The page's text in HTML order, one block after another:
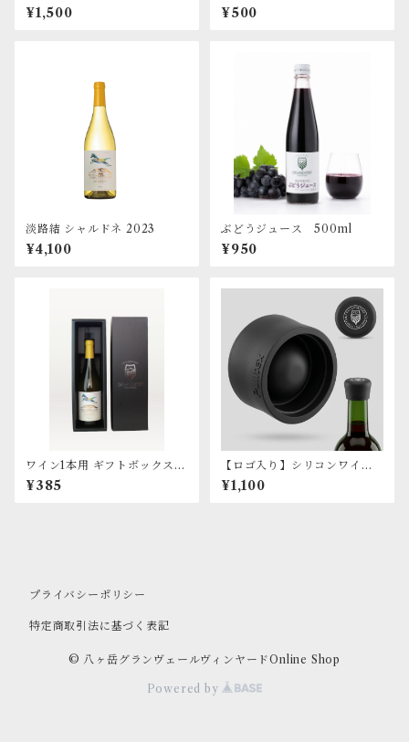
¥1,500 ¥500
淡路結 シャルドネ 2023
¥4,100
ぶどうジュース 500ml
¥950
ワイン1本用 ギフトボックス
（箱のみ）
¥385
【ロゴ入り】シリコンワイン
ストッパー（黒）
¥1,100
プライバシーポリシー
特定商取引法に基づく表記
© 八ヶ岳グランヴェールヴィンヤードOnline Shop
Powered by